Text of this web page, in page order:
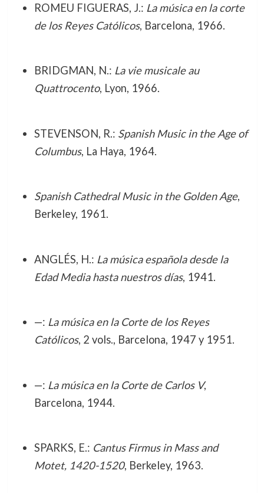
ROMEU FIGUERAS, J.: La música en la corte
de los Reyes Católicos, Barcelona, 1966.
BRIDGMAN, N.: La vie musicale au
Quattrocento, Lyon, 1966.
STEVENSON, R.: Spanish Music in the Age of
Columbus, La Haya, 1964.
Spanish Cathedral Music in the Golden Age,
Berkeley, 1961.
ANGLÉS, H.: La música española desde la
Edad Media hasta nuestros días, 1941.
—: La música en la Corte de los Reyes
Católicos, 2 vols., Barcelona, 1947 y 1951.
—: La música en la Corte de Carlos V,
Barcelona, 1944.
SPARKS, E.: Cantus Firmus in Mass and
Motet, 1420-1520, Berkeley, 1963.